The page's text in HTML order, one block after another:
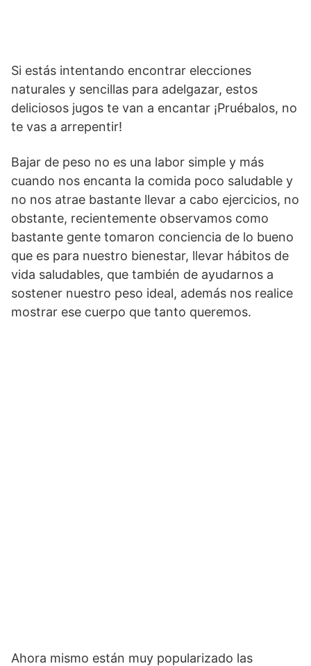
Si estás intentando encontrar elecciones
naturales y sencillas para adelgazar, estos
deliciosos jugos te van a encantar ¡Pruébalos, no
te vas a arrepentir!
Bajar de peso no es una labor simple y más
cuando nos encanta la comida poco saludable y
no nos atrae bastante llevar a cabo ejercicios, no
obstante, recientemente observamos como
bastante gente tomaron conciencia de lo bueno
que es para nuestro bienestar, llevar hábitos de
vida saludables, que también de ayudarnos a
sostener nuestro peso ideal, además nos realice
mostrar ese cuerpo que tanto queremos.
Ahora mismo están muy popularizado las